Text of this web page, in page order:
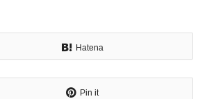
Hatena
Pin it